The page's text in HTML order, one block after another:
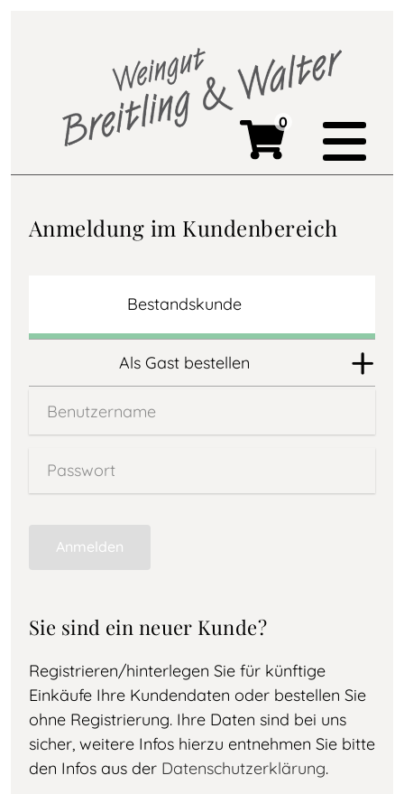
0
Anmeldung im Kundenbereich
Bestandskunde
Als Gast bestellen
Anmelden
Sie sind ein neuer Kunde?
Registrieren/hinterlegen Sie für künftige
Einkäufe Ihre Kundendaten oder bestellen Sie
ohne Registrierung. Ihre Daten sind bei uns
sicher, weitere Infos hierzu entnehmen Sie bitte
den Infos aus der Datenschutzerklärung.